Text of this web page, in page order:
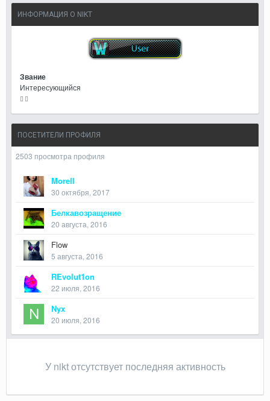
ИНФОРМАЦИЯ О NIKT
Звание
Интересующийся
ПОСЕТИТЕЛИ ПРОФИЛЯ
2503 просмотра профиля
Morell
30 октября, 2017
Белкавозращение
20 августа, 2016
Flow
5 августа, 2016
REvolut1on
22 июля, 2016
Nyx
20 июля, 2016
У nikt отсутствует последняя активность